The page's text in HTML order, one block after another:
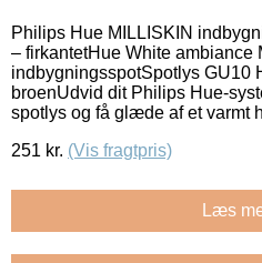
Philips Hue MILLISKIN
– firkantetHue White ambiance
indbygningsspotSpotlys GU10
broenUdvid dit Philips Hue-
spotlys og få glæde af et varmt
251 kr. (Vis fragtpris)
Læs